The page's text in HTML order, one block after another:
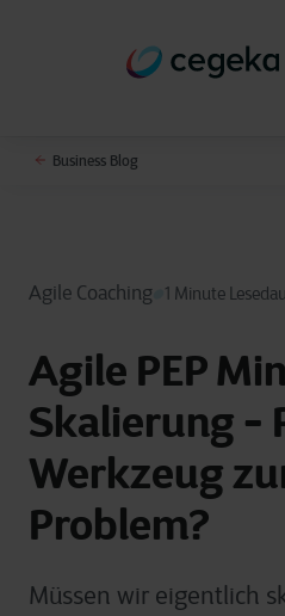
Business Blog
Agile Coaching 1 Minute
Agile PEP
Skalierung -
Werkzeug
Problem?
Müssen wir eigentlich